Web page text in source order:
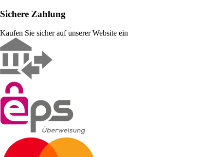
Sichere Zahlung
Kaufen Sie sicher auf unserer Website ein